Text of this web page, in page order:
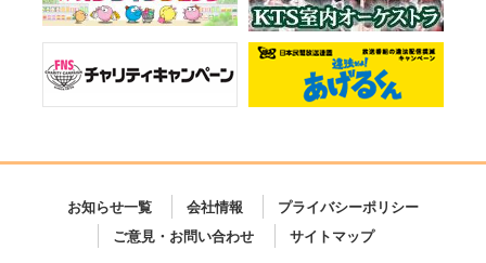
お知らせ一覧 会社情報
プライバシーポリシー
ご意見・お問い合わせ
サイトマップ